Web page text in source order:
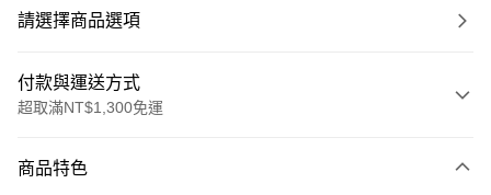
請選擇商品選項
付款與運送方式
超取滿NT$1,300免運
信用卡一次付款
商品特色